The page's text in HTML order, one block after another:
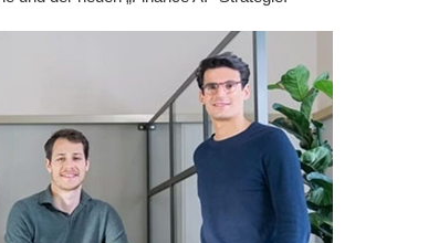
seltener auf als in den Verträgen der
ein Ökosystem funktioniert, entscheidet
sondern an der gelebten
es um die Vergabe von Fördermitteln (z.
sich die Stadtstaaten hier oft agiler als
auf jeder Seite des